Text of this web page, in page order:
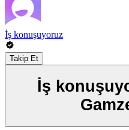
İş konuşuyoruz
Takip Et
İş